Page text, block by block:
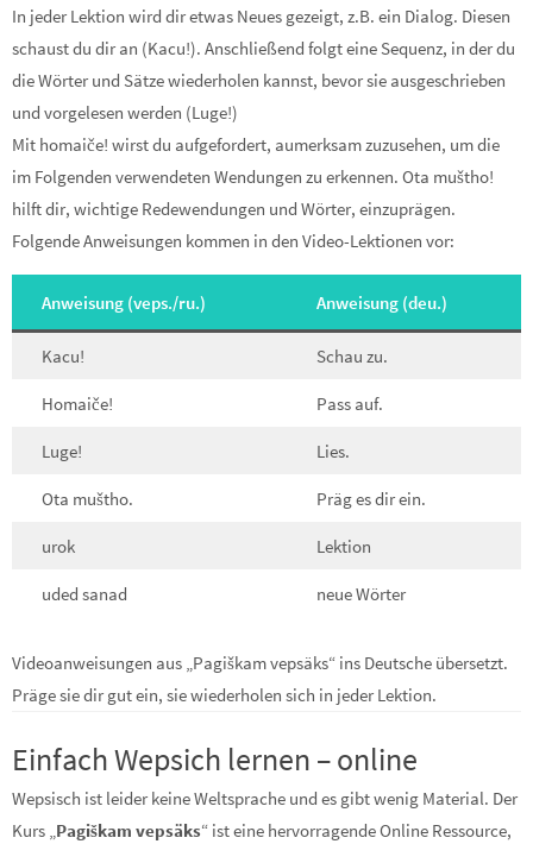
In jeder Lektion wird dir etwas Neues gezeigt, z.B. ein Dialog. Diesen
schaust du dir an (Kacu!). Anschließend folgt eine Sequenz, in der du
die Wörter und Sätze wiederholen kannst, bevor sie ausgeschrieben
und vorgelesen werden (Luge!)
Mit homaiče! wirst du aufgefordert, aumerksam zuzusehen, um die
im Folgenden verwendeten Wendungen zu erkennen. Ota muštho!
hilft dir, wichtige Redewendungen und Wörter, einzuprägen.
Folgende Anweisungen kommen in den Video-Lektionen vor:
Anweisung (veps./ru.) Anweisung (deu.)
Kacu! Schau zu.
Homaiče! Pass auf.
Luge! Lies.
Ota muštho. Präg es dir ein.
urok Lektion
uded sanad neue Wörter
Videoanweisungen aus „Pagiškam vepsäks“ ins Deutsche übersetzt.
Präge sie dir gut ein, sie wiederholen sich in jeder Lektion.
Einfach Wepsich lernen – online
Wepsisch ist leider keine Weltsprache und es gibt wenig Material. Der
Kurs „Pagiškam vepsäks“ ist eine hervorragende Online Ressource,